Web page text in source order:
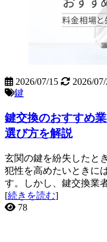
2026/07/15
2026/
鍵
鍵交換のおすすめ
選び方を解説
玄関の鍵を紛失したと
犯性を高めたいときに
す。しかし、鍵交換業
[続きを読む]
78